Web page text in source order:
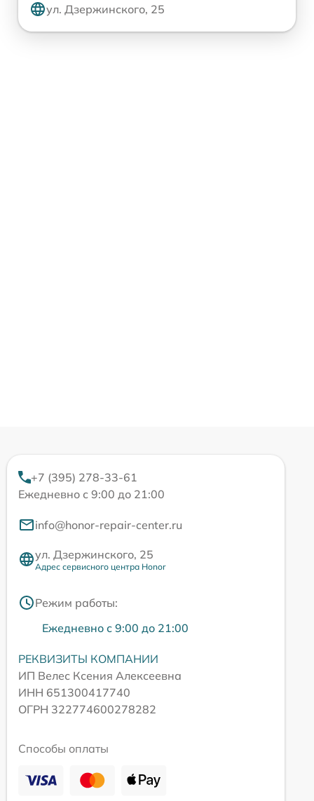
ул. Дзержинского, 25
+7 (395) 278-33-61
Ежедневно с 9:00 до 21:00
info@honor-repair-center.ru
ул. Дзержинского, 25
Адрес сервисного центра Honor
Режим работы:
Ежедневно с 9:00 до 21:00
РЕКВИЗИТЫ КОМПАНИИ
ИП Велес Ксения Алексеевна
ИНН 651300417740
ОГРН 322774600278282
Способы оплаты